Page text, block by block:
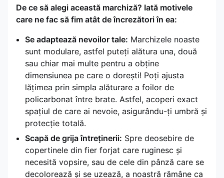
De ce să alegi această marchiză? Iată motivele
care ne fac să fim atât de încrezători în ea:
Se adaptează nevoilor tale: Marchizele noaste
sunt modulare, astfel puteți alătura una, două
sau chiar mai multe pentru a obține
dimensiunea pe care o dorești! Poți ajusta
lățimea prin simpla alăturare a foilor de
policarbonat între brate. Astfel, acoperi exact
spațiul de care ai nevoie, asigurându-ți umbră și
protecție totală.
Scapă de grija întreținerii: Spre deosebire de
copertinele din fier forjat care ruginesc și
necesită vopsire, sau de cele din pânză care se
decolorează și se uzează, a noastră rămâne ca